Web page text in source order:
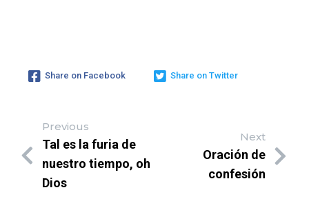
Share on Facebook Share on Twitter
Previous
Tal es la furia de
nuestro tiempo, oh
Dios
Next
Oración de
confesión